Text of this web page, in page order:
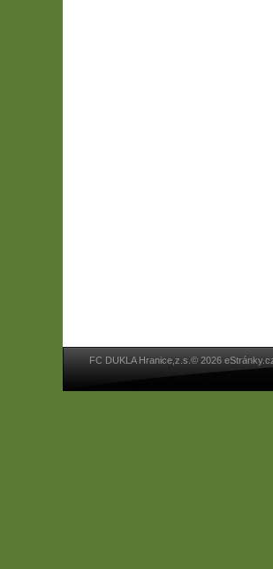
FC DUKLA Hranice,z.s.© 2026